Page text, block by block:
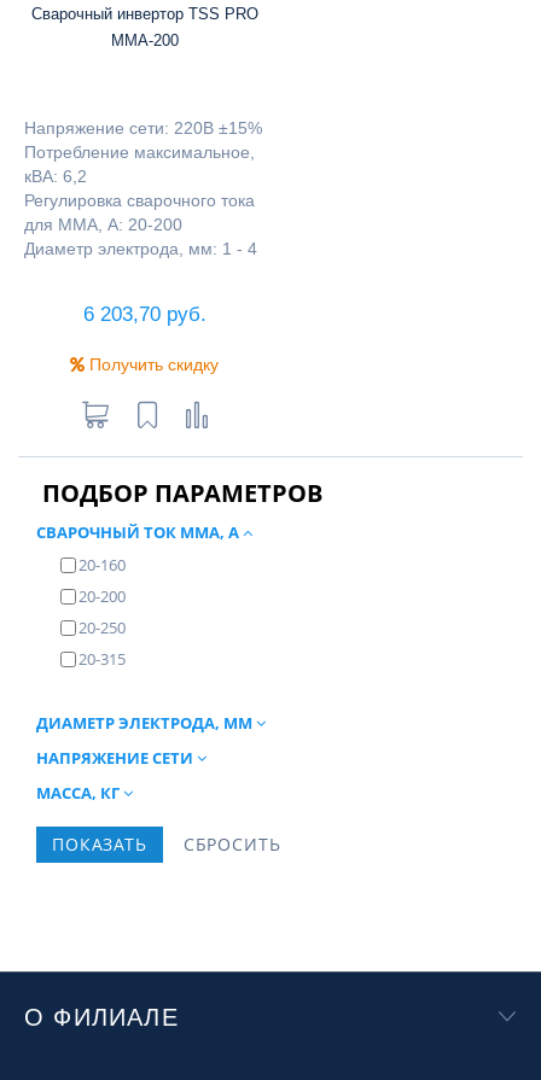
Сварочный инвертор TSS PRO
MMA-200
Напряжение сети: 220В ±15%
Потребление максимальное,
кВА: 6,2
Регулировка сварочного тока
для ММА, А: 20-200
Диаметр электрода, мм: 1 - 4
6 203,70 руб.
Получить скидку
ПОДБОР ПАРАМЕТРОВ
СВАРОЧНЫЙ ТОК ММА, А
20-160
20-200
20-250
20-315
ДИАМЕТР ЭЛЕКТРОДА, ММ
НАПРЯЖЕНИЕ СЕТИ
МАССА, КГ
О ФИЛИАЛЕ